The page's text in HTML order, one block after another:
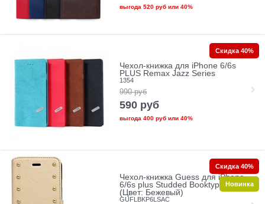
выгода 520 рубили 40%
Чехол-книжка для iPhone 6/6s
PLUS Remax Jazz Series
1354
990 руб
590 руб
выгода 400 рубили 40%
Скидка 40%
Чехол-книжка Guess для iPhone
6/6s plus Studded Booktype Cream
(Цвет: Бежевый)
GUFLBKP6LSAC
Скидка 40%
Новинка